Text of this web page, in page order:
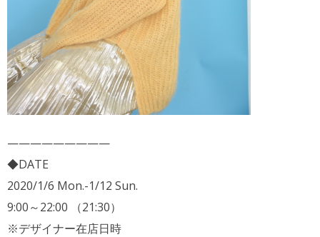
—————————
◆DATE
2020/1/6 Mon.-1/12 Sun.
9:00～22:00 （21:30）
※デザイナー在店日時